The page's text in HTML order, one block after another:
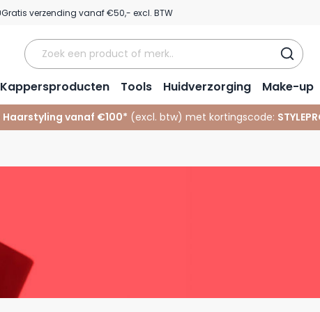
Gratis verzending vanaf €50,- excl. BTW
Kappersproducten Tools Huidverzorging Make-up
Haarstyling vanaf €100* (excl. btw) met kortingscode: